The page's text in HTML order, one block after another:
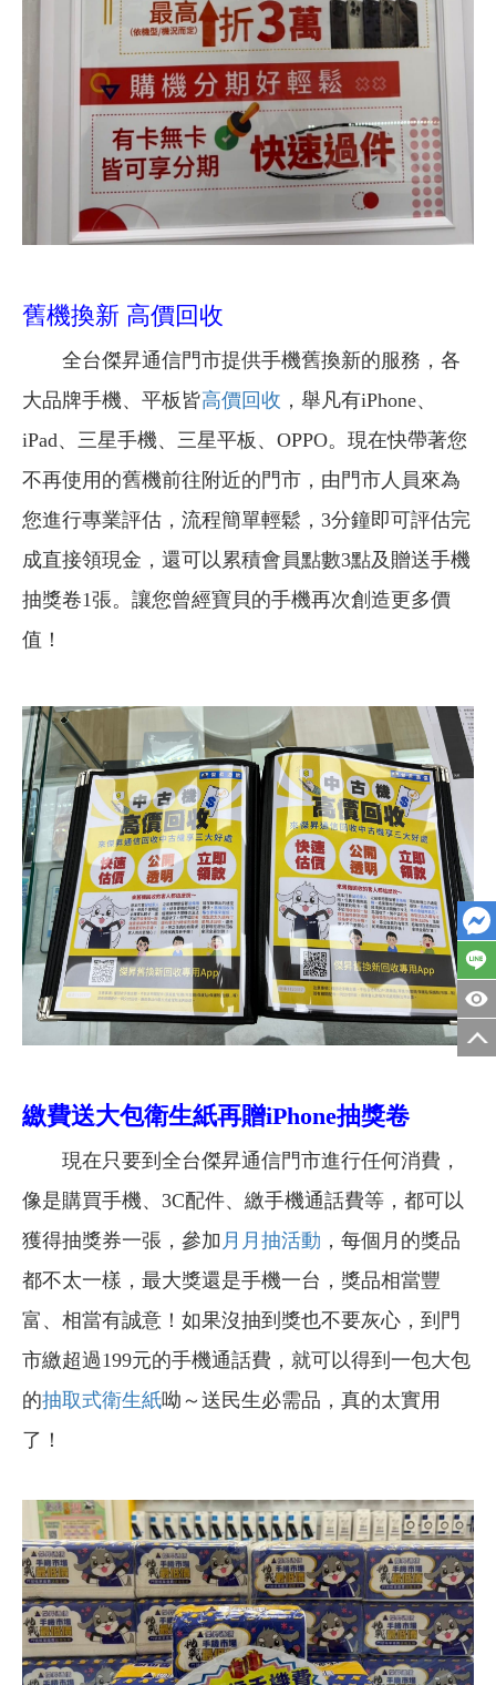
舊機換新 高價回收
全台傑昇通信門市提供手機舊換新的服務，各
大品牌手機、平板皆高價回收 ，舉凡有iPhone、
iPad、三星手機、三星平板、OPPO。現在快帶著您
不再使用的舊機前往附近的門市，由門市人員來為
您進行專業評估，流程簡單輕鬆，3分鐘即可評估完
成直接領現金，還可以累積會員點數3點及贈送手機
抽獎卷1張。讓您曾經寶貝的手機再次創造更多價
值！
繳費送大包衛生紙再贈iPhone抽獎卷
現在只要到全台傑昇通信門市進行任何消費，
像是購買手機、3C配件、繳手機通話費等，都可以
獲得抽獎券一張，參加 月月抽活動 ，每個月的獎品
都不太一樣，最大獎還是手機一台，獎品相當豐
富、相當有誠意！如果沒抽到獎也不要灰心，到門
市繳超過199元的手機通話費，就可以得到一包大包
的抽取式衛生紙呦～送民生必需品，真的太實用
了！